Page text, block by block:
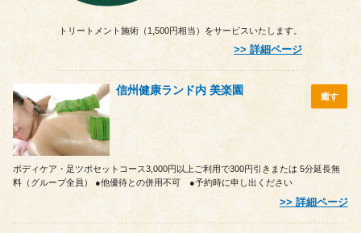
トリートメント施術（1,500円相当）をサービスいたします。
詳細ページ
信州健康ランド内 美楽園 癒す
ボディケア・足ツボセットコース3,000円以上ご利用で300円引きまたは 5分延長無
料（グループ全員） ●他優待との併用不可 ●予約時に申し出ください
詳細ページ